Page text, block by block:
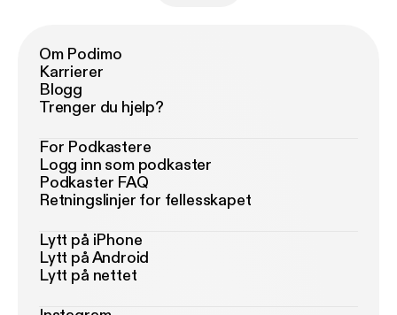
Om Podimo
Karrierer
Blogg
Trenger du hjelp?
For Podkastere
Logg inn som podkaster
Podkaster FAQ
Retningslinjer for fellesskapet
Lytt på iPhone
Lytt på Android
Lytt på nettet